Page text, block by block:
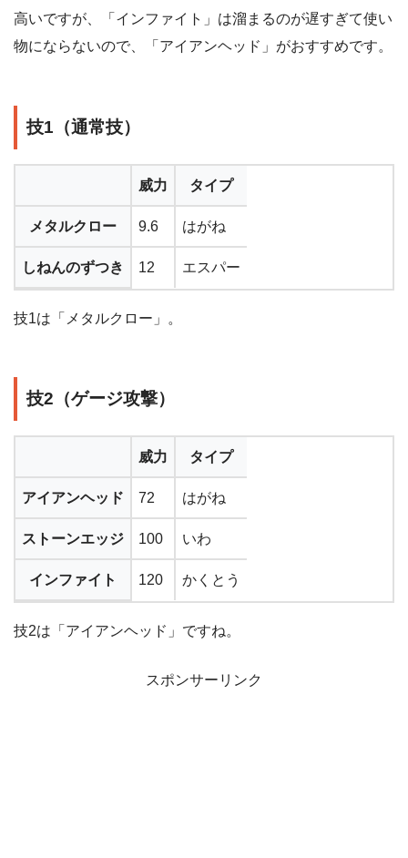
高いですが、「インファイト」は溜まるのが遅すぎて使い
物にならないので、「アイアンヘッド」がおすすめです。
技1（通常技）
威力 タイプ
メタルクロー 9.6 はがね
しねんのずつき 12 エスパー
技1は「メタルクロー」。
技2（ゲージ攻撃）
威力 タイプ
アイアンヘッド 72 はがね
ストーンエッジ 100 いわ
インファイト 120 かくとう
技2は「アイアンヘッド」ですね。
スポンサーリンク